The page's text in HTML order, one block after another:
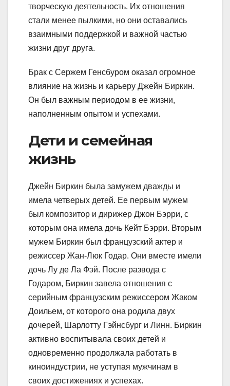
творческую деятельность. Их отношения
стали менее пылкими, но они оставались
взаимными поддержкой и важной частью
жизни друг друга.
Брак с Сержем Генсбуром оказал огромное
влияние на жизнь и карьеру Джейн Биркин.
Он был важным периодом в ее жизни,
наполненным опытом и успехами.
Дети и семейная
жизнь
Джейн Биркин была замужем дважды и
имела четверых детей. Ее первым мужем
был композитор и дирижер Джон Бэрри, с
которым она имела дочь Кейт Бэрри. Вторым
мужем Биркин был французский актер и
режиссер Жан-Люк Годар. Они вместе имели
дочь Лу де Ла Фэй. После развода с
Годаром, Биркин завела отношения с
серийным французским режиссером Жаком
Доильем, от которого она родила двух
дочерей, Шарлотту Гэйнсбург и Линн. Биркин
активно воспитывала своих детей и
одновременно продолжала работать в
киноиндустрии, не уступая мужчинам в
своих достижениях и успехах.